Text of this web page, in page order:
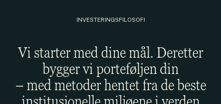
INVESTERINGSFILOSOFI
Vi starter med dine mål. Deretter
bygger vi porteføljen din
– med metoder hentet fra de beste